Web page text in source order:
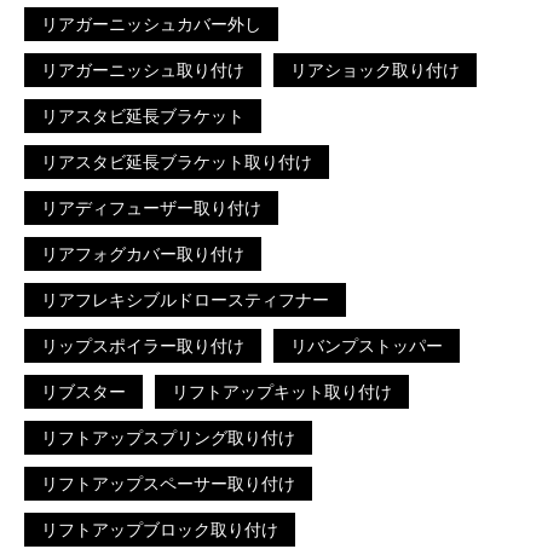
リアガーニッシュカバー外し
リアガーニッシュ取り付け リアショック取り付け
リアスタビ延長ブラケット
リアスタビ延長ブラケット取り付け
リアディフューザー取り付け
リアフォグカバー取り付け
リアフレキシブルドロースティフナー
リップスポイラー取り付け リバンプストッパー
リブスター リフトアップキット取り付け
リフトアップスプリング取り付け
リフトアップスペーサー取り付け
リフトアップブロック取り付け